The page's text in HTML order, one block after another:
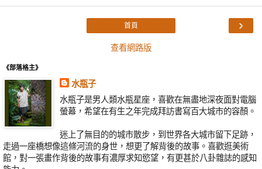
›
首頁
查看網路版
《部落格主》
水瓶子
水瓶子是男人類水瓶星座，喜歡在無盡地深夜面對電腦
螢幕，希望在有生之年完成拜訪書寫百大城市的容顏。
迷上了無目的的城市散步，到世界各大城市留下足跡，
走過一座橋想像這條河流的身世，想更了解背後的故事。喜歡逛美術
館，對一張畫作背後的故事有濃厚求知慾望，有更甚於八卦雜誌的感知